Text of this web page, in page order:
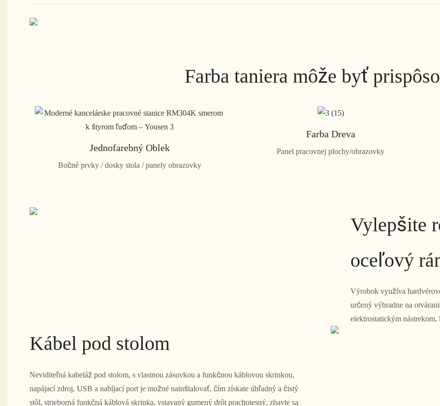
Farba taniera môže byť
Jednofarebný Oblek
Bočné prvky / dosky stola / panely obrazovky
Farba Dreva
Panel pracovnej plochy/obrazovky
Vylepšite
oceľový
Výrobok využíva
určený výhradne na
elektrostatickým
Kábel pod stolom
Neviditeľná kabeláž pod stolom, s vlastnou zásuvkou a funkčnou káblovou skrinkou,
napájací zdroj, USB a nabíjací port je možné nainštalovať, čím získate úhľadný a čistý
stôl, strieborná funkčná káblová skrinka, vstavaný gumený drôt prachotesný, zbavte sa